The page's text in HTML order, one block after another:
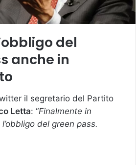
del
anche in
il segretario del Partito
Letta: “Finalmente in
del green pass.